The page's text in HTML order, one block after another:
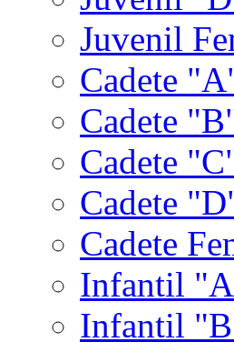
Juvenil
Cadete
Cadete
Cadete
Cadete
Cadete
Infantil
Infantil